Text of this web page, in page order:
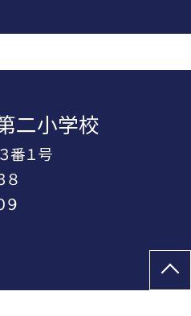
二小学校
番１号
８
９